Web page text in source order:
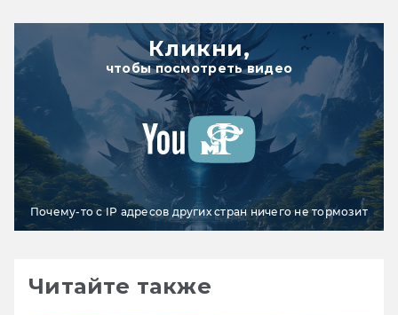
Кликни,
чтобы посмотреть видео
Почему-то с IP адресов других стран ничего не тормозит
Читайте также